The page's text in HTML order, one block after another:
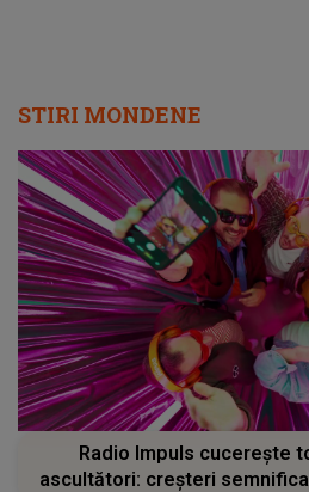
STIRI MONDENE
Radio Impuls cucerește
ascultători: creșteri